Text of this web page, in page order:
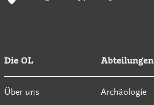
Die OL
Über uns
Abteilungen
Archäologie